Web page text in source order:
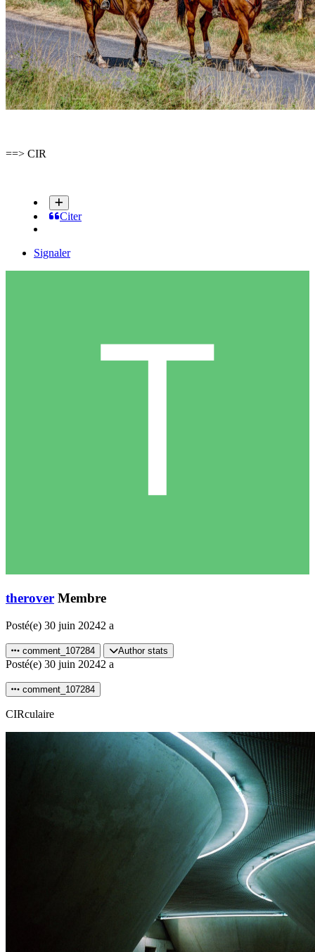
==> CIR
Citer
Signaler
therover Membre
Posté(e) 30 juin 20242 a
comment_107284 Author stats
Posté(e) 30 juin 20242 a
comment_107284
CIRculaire